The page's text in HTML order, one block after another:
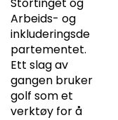
Arbeids- og
inkluderingsde
partementet.
Ett slag av
gangen bruker
golf som et
verktøy for å